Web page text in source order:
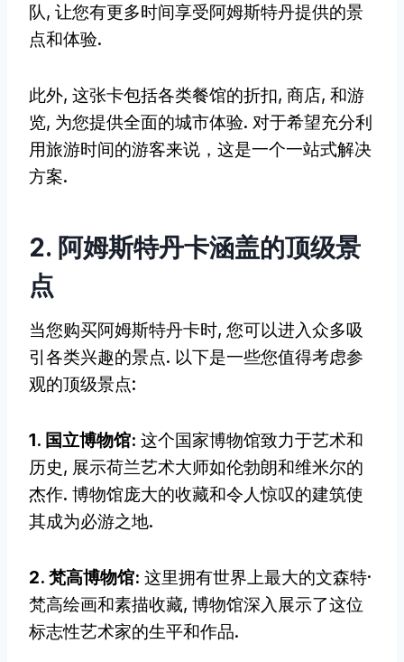
队, 让您有更多时间享受阿姆斯特丹提供的景
点和体验.
此外, 这张卡包括各类餐馆的折扣, 商店, 和游
览, 为您提供全面的城市体验. 对于希望充分利
用旅游时间的游客来说，这是一个一站式解决
方案.
2. 阿姆斯特丹卡涵盖的顶级景
点
当您购买阿姆斯特丹卡时, 您可以进入众多吸
引各类兴趣的景点. 以下是一些您值得考虑参
观的顶级景点:
1. 国立博物馆: 这个国家博物馆致力于艺术和
历史, 展示荷兰艺术大师如伦勃朗和维米尔的
杰作. 博物馆庞大的收藏和令人惊叹的建筑使
其成为必游之地.
2. 梵高博物馆: 这里拥有世界上最大的文森特·
梵高绘画和素描收藏, 博物馆深入展示了这位
标志性艺术家的生平和作品.